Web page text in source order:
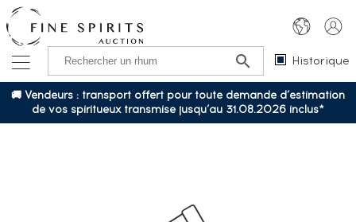
Historique
🚚 Vendeurs : transport offert pour toute demande d’estimation
de vos spiritueux transmise jusqu’au 31.08.2026 inclus*